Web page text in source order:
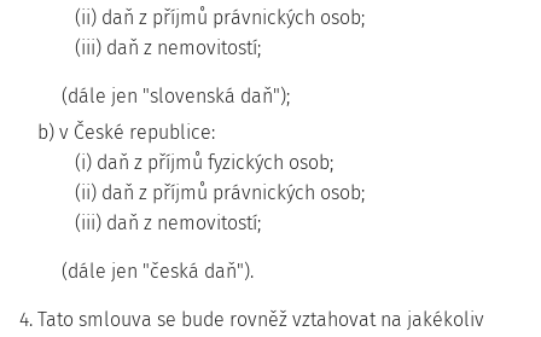
(ii) daň z příjmů právnických osob;
(iii) daň z nemovitostí;
(dále jen "slovenská daň");
b) v České republice:
(i) daň z příjmů fyzických osob;
(ii) daň z příjmů právnických osob;
(iii) daň z nemovitostí;
(dále jen "česká daň").
4. Tato smlouva se bude rovněž vztahovat na jakékoliv